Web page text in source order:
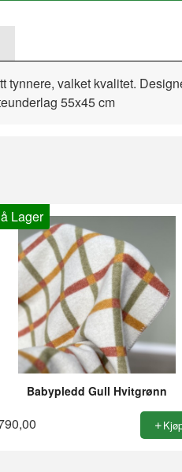
valket kvalitet.
55x45 cm
Lager
Babypledd Gull Hvitgrønn